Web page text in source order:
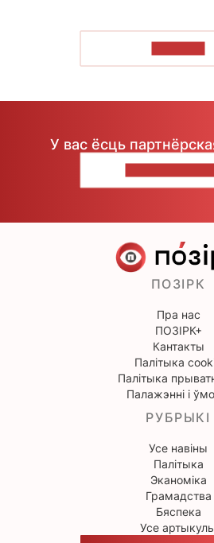
У вас ёсць
ПОЗІРК
Пра нас
ПОЗІРК+
Кантакты
Палітыка
Палітыка
Палажэнні і
РУБРЫКІ
Усе навіны
Палітыка
Эканоміка
Грамадства
Бяспека
Усе